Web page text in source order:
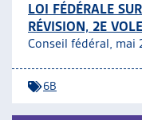
LOI FÉDÉRALE
RÉVISION, 2E
Conseil fédéral, mai
6B